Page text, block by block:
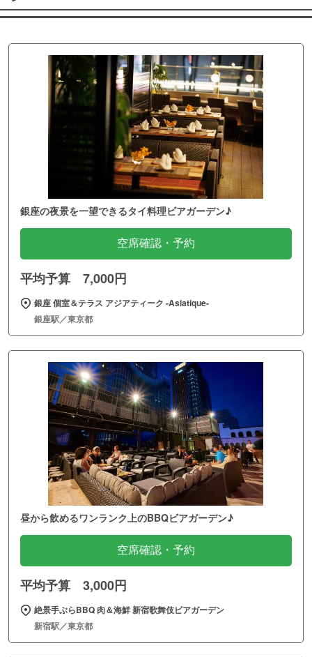
銀座の夜景を一望できるタイ料理ビアガーデン♪
空席確認・予約
平均予算 7,000円
銀座 個室＆テラス アジアティーク ‐Asiatique‐
銀座駅／東京都
昼から飲めるワンランク上のBBQビアガーデン♪
空席確認・予約
平均予算 3,000円
絶景手ぶらBBQ 肉＆海鮮 新宿歌舞伎ビアガーデン
新宿駅／東京都